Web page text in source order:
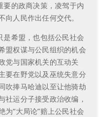
要的政商决策，凌驾于内
人民作出任何交代。
是希盟，也包括公民社会
盟权谋与公民组织的机会
党与国家机关的互动关
要在野党以及巫统失意分
吹捧马哈迪以至让他骑劫
社运分子接受政治收编，
为“大局论”赔上公民社会